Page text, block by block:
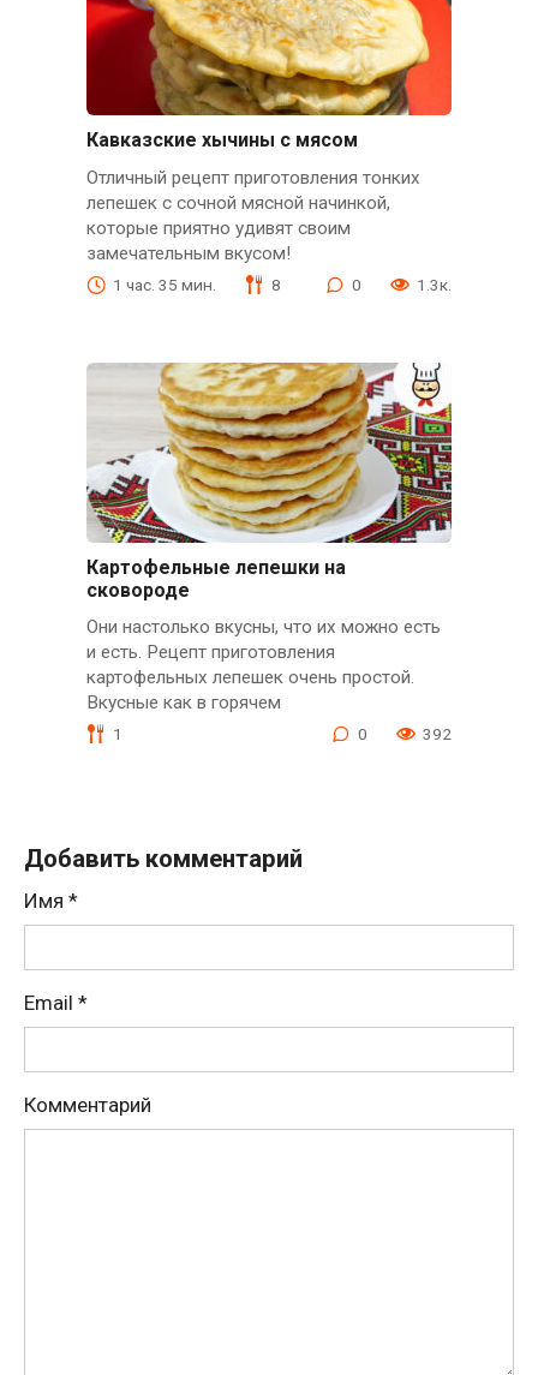
Кавказские хычины с мясом
Отличный рецепт приготовления тонких
лепешек с сочной мясной начинкой,
которые приятно удивят своим
замечательным вкусом!
1 час. 35 мин. 8 0 1.3к.
Картофельные лепешки на
сковороде
Они настолько вкусны, что их можно есть
и есть. Рецепт приготовления
картофельных лепешек очень простой.
Вкусные как в горячем
1 0 392
Добавить комментарий
Имя *
Email *
Комментарий